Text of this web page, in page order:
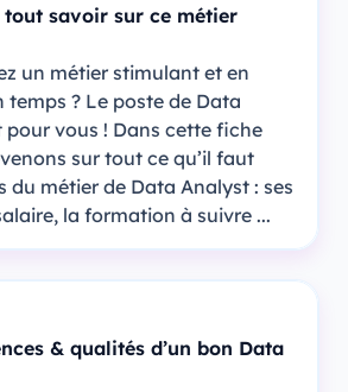
tout savoir sur ce métier
un métier stimulant et en
temps ? Le poste de Data
vous ! Dans cette fiche
sur tout ce qu’il faut
du métier de Data Analyst : ses
la formation à suivre ...
& qualités d’un bon Data